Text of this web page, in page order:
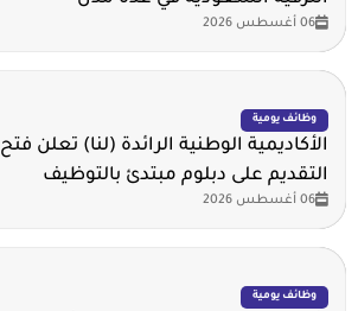
06 أغسطس 2026
وظائف يومية
الأكاديمية الوطنية الرائدة (لنا) تعلن فتح
التقديم على دبلوم مبتدئ بالتوظيف
06 أغسطس 2026
وظائف يومية